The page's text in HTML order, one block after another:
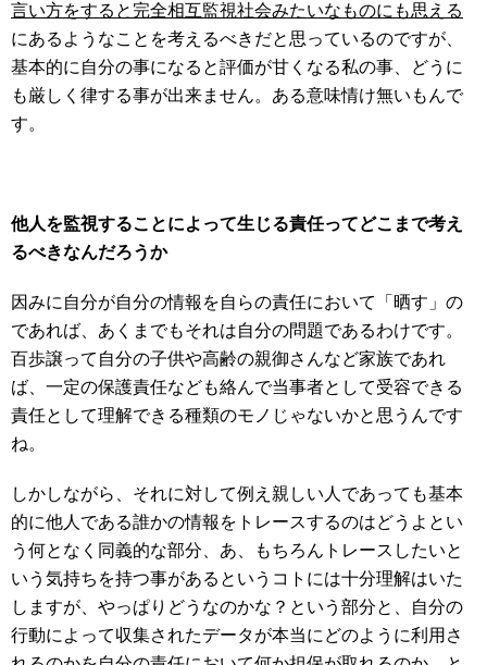
言い方をすると完全相互監視社会みたいなものにも思える
にあるようなことを考えるべきだと思っているのですが、
基本的に自分の事になると評価が甘くなる私の事、どうに
も厳しく律する事が出来ません。ある意味情け無いもんで
す。
他人を監視することによって生じる責任ってどこまで考え
るべきなんだろうか
因みに自分が自分の情報を自らの責任において「晒す」の
であれば、あくまでもそれは自分の問題であるわけです。
百歩譲って自分の子供や高齢の親御さんなど家族であれ
ば、一定の保護責任なども絡んで当事者として受容できる
責任として理解できる種類のモノじゃないかと思うんです
ね。
しかしながら、それに対して例え親しい人であっても基本
的に他人である誰かの情報をトレースするのはどうよとい
う何となく同義的な部分、あ、もちろんトレースしたいと
いう気持ちを持つ事があるというコトには十分理解はいた
しますが、やっぱりどうなのかな？という部分と、自分の
行動によって収集されたデータが本当にどのように利用さ